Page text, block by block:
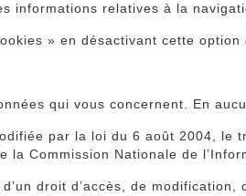
informations relatives à la
» en désactivant cette
qui vous concernent. En
par la loi du 6 août 2004, le
la Commission Nationale de
droit d’accès, de